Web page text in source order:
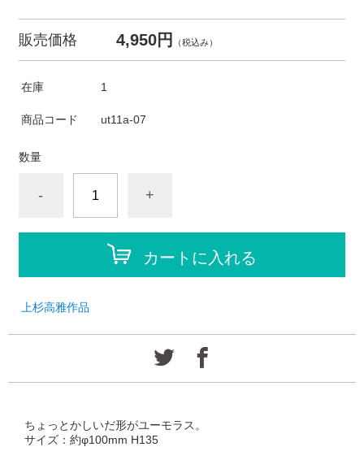
販売価格 4,950円 （税込み）
在庫 1
商品コード ut11a-07
数量
- +
カートに入れる
上杉高雅作品
ちょっとかしいだ形がユーモラス。
サイズ：約φ100mm H135